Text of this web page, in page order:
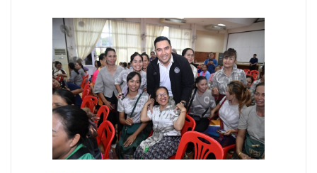
FacebookTwitterShare
Categories:ข่าวสารจากพรรค